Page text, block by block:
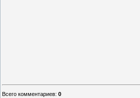
Всего комментариев: 0